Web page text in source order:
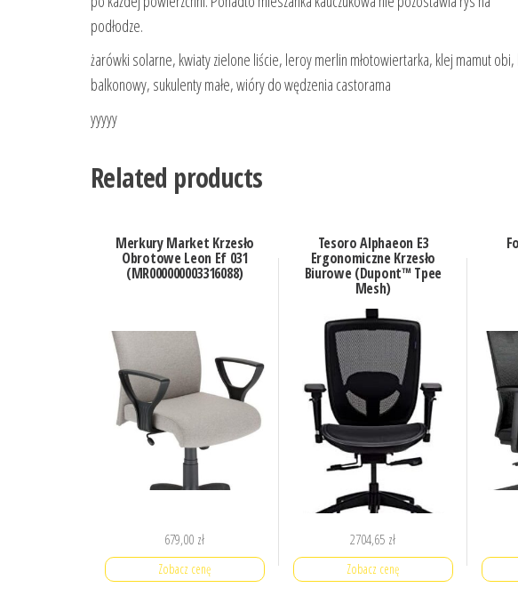
podłodze.
żarówki solarne, kwiaty zielone liście, leroy merlin młotowiertarka, klej mamut
balkonowy, sukulenty małe, wióry do wędzenia castorama
yyyyy
Related products
Merkury Market Krzesło
Obrotowe Leon Ef 031
(MR000000003316088)
679,00 zł
Zobacz cenę
Tesoro Alphaeon E3
Ergonomiczne Krzesło
Biurowe (Dupont™ Tpee
Mesh)
2704,65 zł
Zobacz cenę